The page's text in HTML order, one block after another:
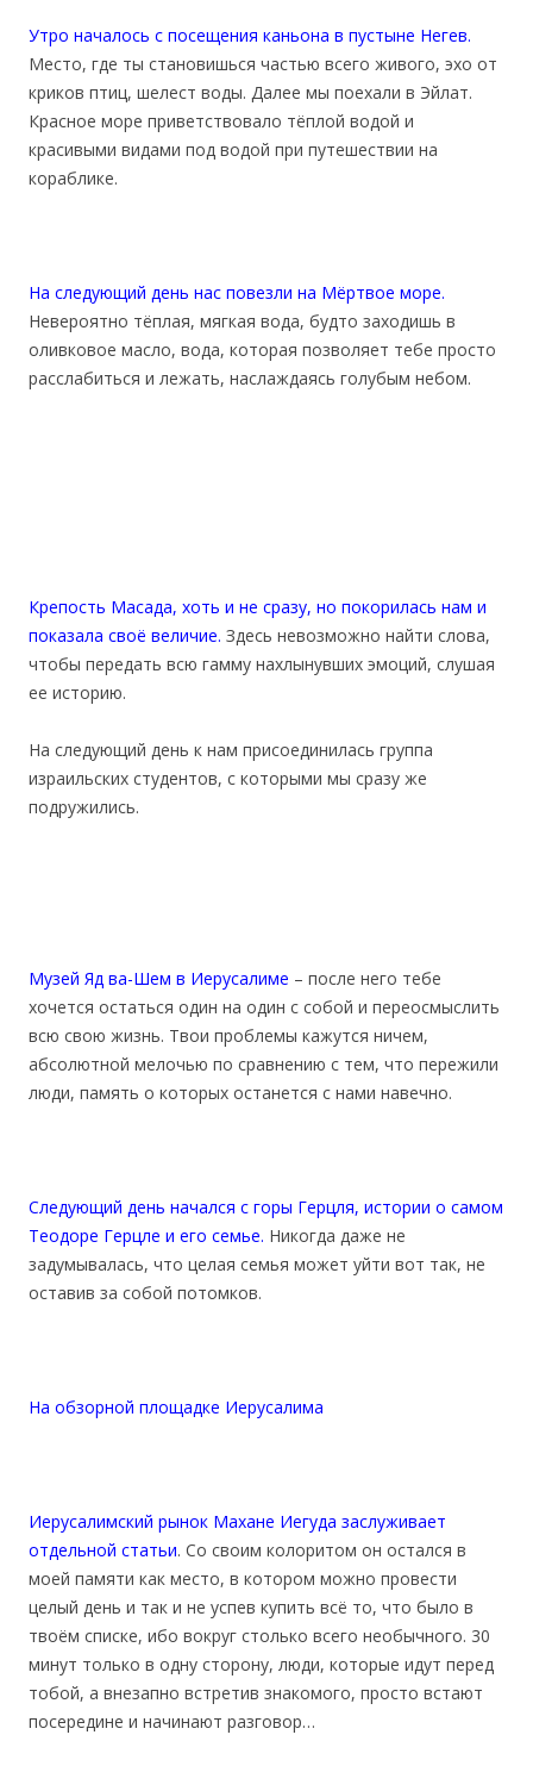
Утро началось с посещения каньона в пустыне Негев.
Место, где ты становишься частью всего живого, эхо от
криков птиц, шелест воды. Далее мы поехали в Эйлат.
Красное море приветствовало тёплой водой и
красивыми видами под водой при путешествии на
кораблике.
На следующий день нас повезли на Мёртвое море.
Невероятно тёплая, мягкая вода, будто заходишь в
оливковое масло, вода, которая позволяет тебе просто
расслабиться и лежать, наслаждаясь голубым небом.
Крепость Масада, хоть и не сразу, но покорилась нам и
показала своё величие. Здесь невозможно найти слова,
чтобы передать всю гамму нахлынувших эмоций, слушая
ее историю.
На следующий день к нам присоединилась группа
израильских студентов, с которыми мы сразу же
подружились.
Музей Яд ва-Шем в Иерусалиме – после него тебе
хочется остаться один на один с собой и переосмыслить
всю свою жизнь. Твои проблемы кажутся ничем,
абсолютной мелочью по сравнению с тем, что пережили
люди, память о которых останется с нами навечно.
Следующий день начался с горы Герцля, истории о самом
Теодоре Герцле и его семье. Никогда даже не
задумывалась, что целая семья может уйти вот так, не
оставив за собой потомков.
На обзорной площадке Иерусалима
Иерусалимский рынок Махане Иегуда заслуживает
отдельной статьи. Со своим колоритом он остался в
моей памяти как место, в котором можно провести
целый день и так и не успев купить всё то, что было в
твоём списке, ибо вокруг столько всего необычного. 30
минут только в одну сторону, люди, которые идут перед
тобой, а внезапно встретив знакомого, просто встают
посередине и начинают разговор…